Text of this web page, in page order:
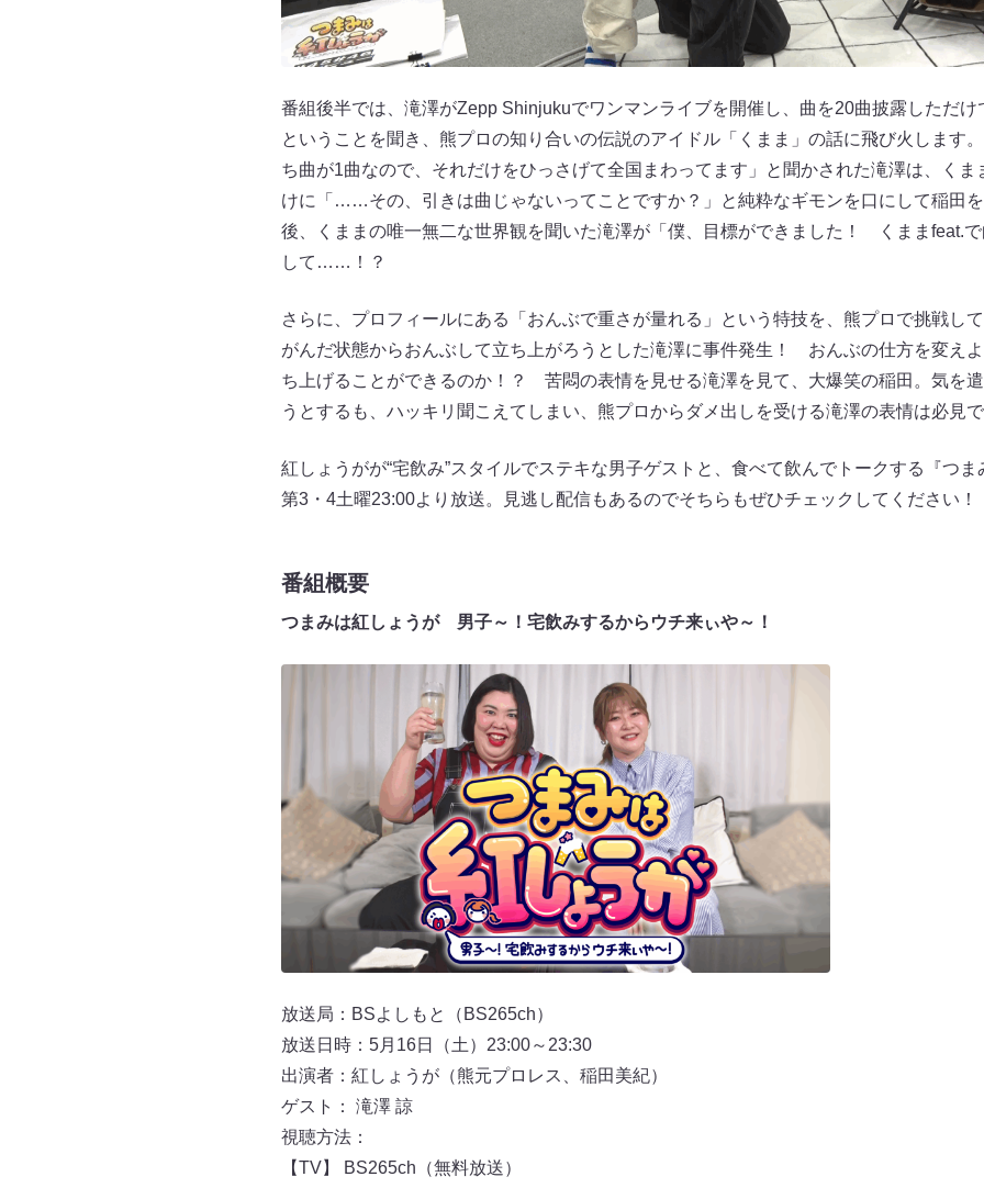
番組後半では、滝澤がZepp Shinjukuでワンマンライブを開催し、曲を20曲披露しただ
ということを聞き、熊プロの知り合いの伝説のアイドル「くまま」の話に飛び火します
ち曲が1曲なので、それだけをひっさげて全国まわってます」と聞かされた滝澤は、く
けに「……その、引きは曲じゃないってことですか？」と純粋なギモンを口にして稲田
後、くままの唯一無二な世界観を聞いた滝澤が「僕、目標ができました！ くままfeat.
して……！？
さらに、プロフィールにある「おんぶで重さが量れる」という特技を、熊プロで挑戦し
がんだ状態からおんぶして立ち上がろうとした滝澤に事件発生！ おんぶの仕方を変え
ち上げることができるのか！？ 苦悶の表情を見せる滝澤を見て、大爆笑の稲田。気を
うとするも、ハッキリ聞こえてしまい、熊プロからダメ出しを受ける滝澤の表情は必見
紅しょうがが“宅飲み”スタイルでステキな男子ゲストと、食べて飲んでトークする『つ
第3・4土曜23:00より放送。見逃し配信もあるのでそちらもぜひチェックしてください！
番組概要
つまみは紅しょうが 男子～！宅飲みするからウチ来ぃや～！
放送局：BSよしもと（BS265ch）
放送日時：5月16日（土）23:00～23:30
出演者：紅しょうが（熊元プロレス、稲田美紀）
ゲスト： 滝澤 諒
視聴方法：
【TV】 BS265ch（無料放送）